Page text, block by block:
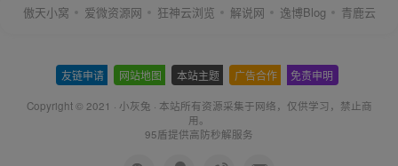
傲天小窝 爱微资源网 狂神云浏览 解说网 逸博Blog 青鹿云
友链申请 网站地图 本站主题 广告合作 免责申明
Copyright © 2021 · 小灰兔 · 本站所有资源采集于网络，仅供学习，禁止商
用。
95盾提供高防秒解服务